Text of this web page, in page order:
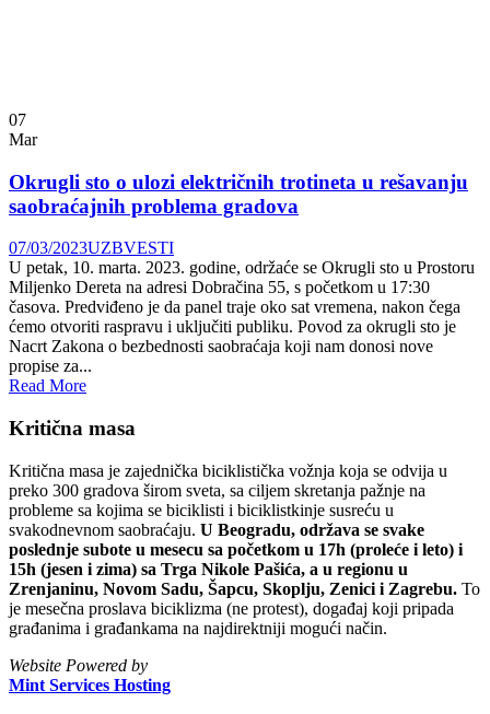
07
Mar
Okrugli sto o ulozi električnih trotineta u rešavanju
saobraćajnih problema gradova
07/03/2023UZBVESTI
U petak, 10. marta. 2023. godine, održaće se Okrugli sto u Prostoru
Miljenko Dereta na adresi Dobračina 55, s početkom u 17:30
časova. Predviđeno je da panel traje oko sat vremena, nakon čega
ćemo otvoriti raspravu i uključiti publiku. Povod za okrugli sto je
Nacrt Zakona o bezbednosti saobraćaja koji nam donosi nove
propise za...
Read More
Kritična masa
Kritična masa je zajednička biciklistička vožnja koja se odvija u
preko 300 gradova širom sveta, sa ciljem skretanja pažnje na
probleme sa kojima se biciklisti i biciklistkinje susreću u
svakodnevnom saobraćaju. U Beogradu, održava se svake
poslednje subote u mesecu sa početkom u 17h (proleće i leto) i
15h (jesen i zima) sa Trga Nikole Pašića, a u regionu u
Zrenjaninu, Novom Sadu, Šapcu, Skoplju, Zenici i Zagrebu. To
je mesečna proslava biciklizma (ne protest), događaj koji pripada
građanima i građankama na najdirektniji mogući način.
Website Powered by
Mint Services Hosting